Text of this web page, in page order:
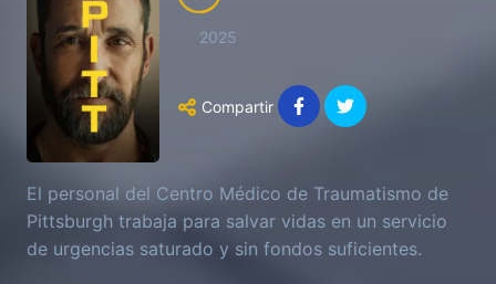
2025
Compartir
El personal del Centro Médico de Traumatismo de
Pittsburgh trabaja para salvar vidas en un servicio
de urgencias saturado y sin fondos suficientes.